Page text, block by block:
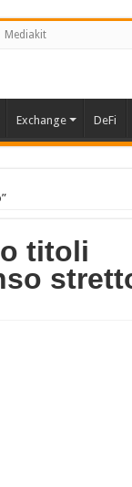
Mediakit
Exchange DeFi
titoli